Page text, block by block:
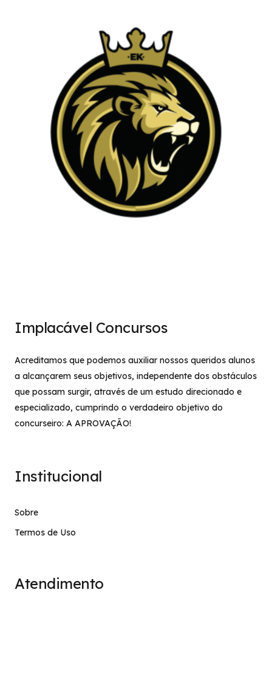
Implacável Concursos
Acreditamos que podemos auxiliar nossos queridos alunos
a alcançarem seus objetivos, independente dos obstáculos
que possam surgir, através de um estudo direcionado e
especializado, cumprindo o verdadeiro objetivo do
concurseiro: A APROVAÇÃO!
Institucional
Sobre
Termos de Uso
Atendimento